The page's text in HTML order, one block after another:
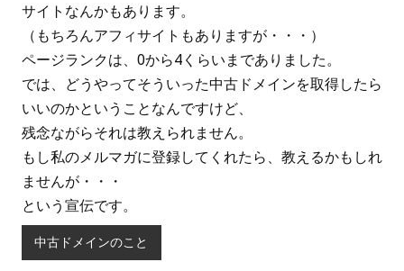
サイトなんかもあります。
（もちろんアフィサイトもありますが・・・）
ページランクは、0から4くらいまでありました。
では、どうやってそういった中古ドメインを取得したら
いいのかということなんですけど、
残念ながらそれは教えられません。
もし私のメルマガに登録してくれたら、教えるかもしれ
ませんが・・・
という宣伝です。
中古ドメインのこと